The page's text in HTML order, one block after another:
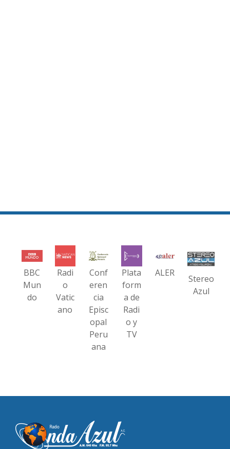
BBC
Mun
do
Radi
o
Vatic
ano
Conf
eren
cia
Episc
opal
Peru
ana
Plata
form
a de
Radi
o y
TV
ALER
Stereo
Azul